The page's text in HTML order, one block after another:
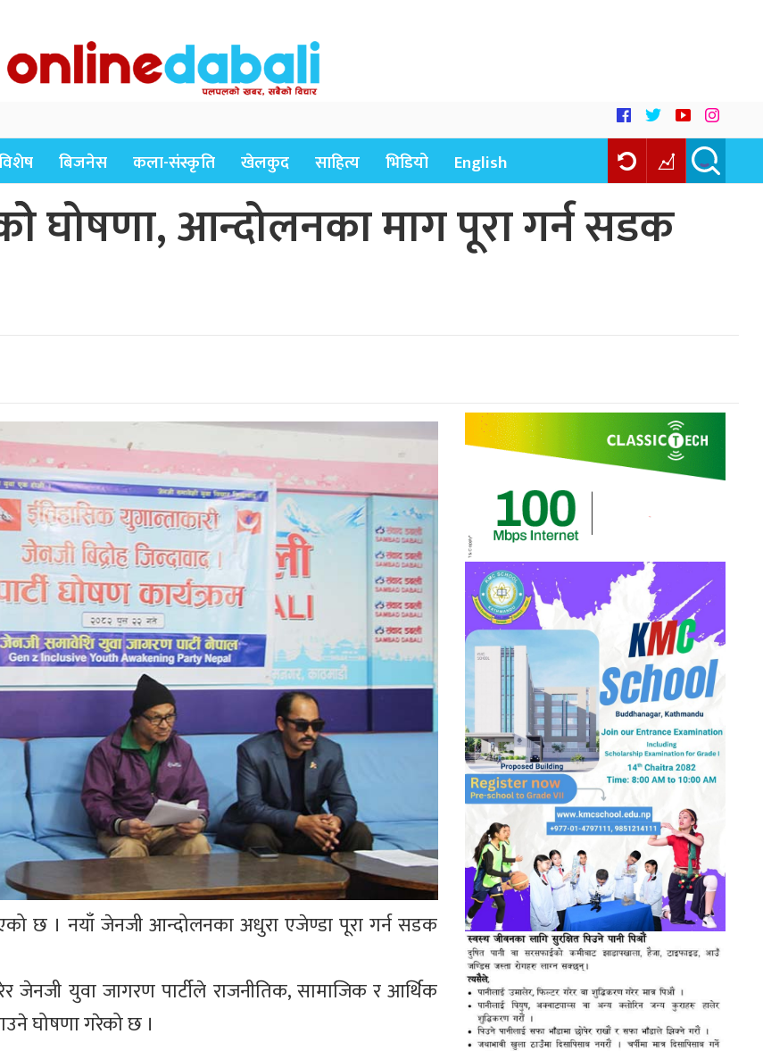
बिजनेस कला-संस्कृति खेलकुद साहित्य भिडियो English
घोषणा, आन्दोलनका माग पूरा गर्न सडक
छ । नयाँ जेनजी आन्दोलनका अधुरा एजेण्डा पूरा गर्न सडक
युवा जागरण पार्टीले राजनीतिक, सामाजिक र आर्थिक
घोषणा गरेको छ ।